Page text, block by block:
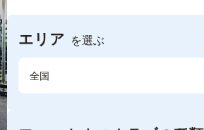
エリア を選ぶ
全国